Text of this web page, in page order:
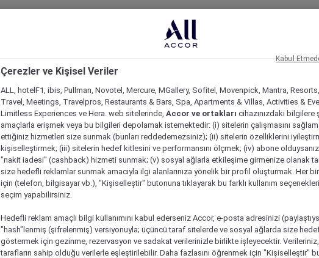
Çerezler ve Kişisel Veriler
ALL, hotelF1, ibis, Pullman, Novotel, Mercure, MGallery, Sofitel, Movenpick, Mantra,
Travel, Meetings, Travelpros, Restaurants & Bars, Spa, Apartments & Villas, Activities &
Limitless Experiences ve Hera. web sitelerinde, Accor ve ortakları cihazınızdaki bilgilere
amaçlarla erişmek veya bu bilgileri depolamak istemektedir: (i) sitelerin çalışmasını
ettiğiniz hizmetleri size sunmak (bunları reddedemezsiniz); (ii) sitelerin özelliklerini
kişiselleştirmek; (iii) sitelerin hedef kitlesini ve performansını ölçmek; (iv) abone
"nakit iadesi" (cashback) hizmeti sunmak; (v) sosyal ağlarla etkileşime girmenize olanak
size hedefli reklamlar sunmak amacıyla ilgi alanlarınıza yönelik bir profil oluşturmak. Her bir
için (telefon, bilgisayar vb.), "Kişiselleştir" butonuna tıklayarak bu farklı kullanım
seçim yapabilirsiniz.
Hedefli reklam amaçlı bilgi kullanımını kabul ederseniz Accor, e-posta adresinizi
"hash"lenmiş (şifrelenmiş) versiyonuyla; üçüncü taraf sitelerde ve sosyal ağlarda size
göstermek için gezinme, rezervasyon ve sadakat verilerinizle birlikte işleyecektir.
tarafların sahip olduğu verilerle eşleştirilebilir. Daha fazlasını öğrenmek için "Kişiselleştir"
Kabul